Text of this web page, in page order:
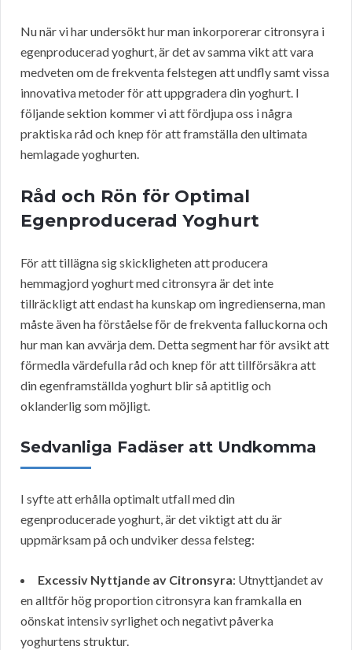
Nu när vi har undersökt hur man inkorporerar citronsyra i
egenproducerad yoghurt, är det av samma vikt att vara
medveten om de frekventa felstegen att undfly samt vissa
innovativa metoder för att uppgradera din yoghurt. I
följande sektion kommer vi att fördjupa oss i några
praktiska råd och knep för att framställa den ultimata
hemlagade yoghurten.
Råd och Rön för Optimal
Egenproducerad Yoghurt
För att tillägna sig skickligheten att producera
hemmagjord yoghurt med citronsyra är det inte
tillräckligt att endast ha kunskap om ingredienserna, man
måste även ha förståelse för de frekventa falluckorna och
hur man kan avvärja dem. Detta segment har för avsikt att
förmedla värdefulla råd och knep för att tillförsäkra att
din egenframställda yoghurt blir så aptitlig och
oklanderlig som möjligt.
Sedvanliga Fadäser att Undkomma
I syfte att erhålla optimalt utfall med din
egenproducerade yoghurt, är det viktigt att du är
uppmärksam på och undviker dessa felsteg:
Excessiv Nyttjande av Citronsyra: Utnyttjandet av
en alltför hög proportion citronsyra kan framkalla en
oönskat intensiv syrlighet och negativt påverka
yoghurtens struktur.